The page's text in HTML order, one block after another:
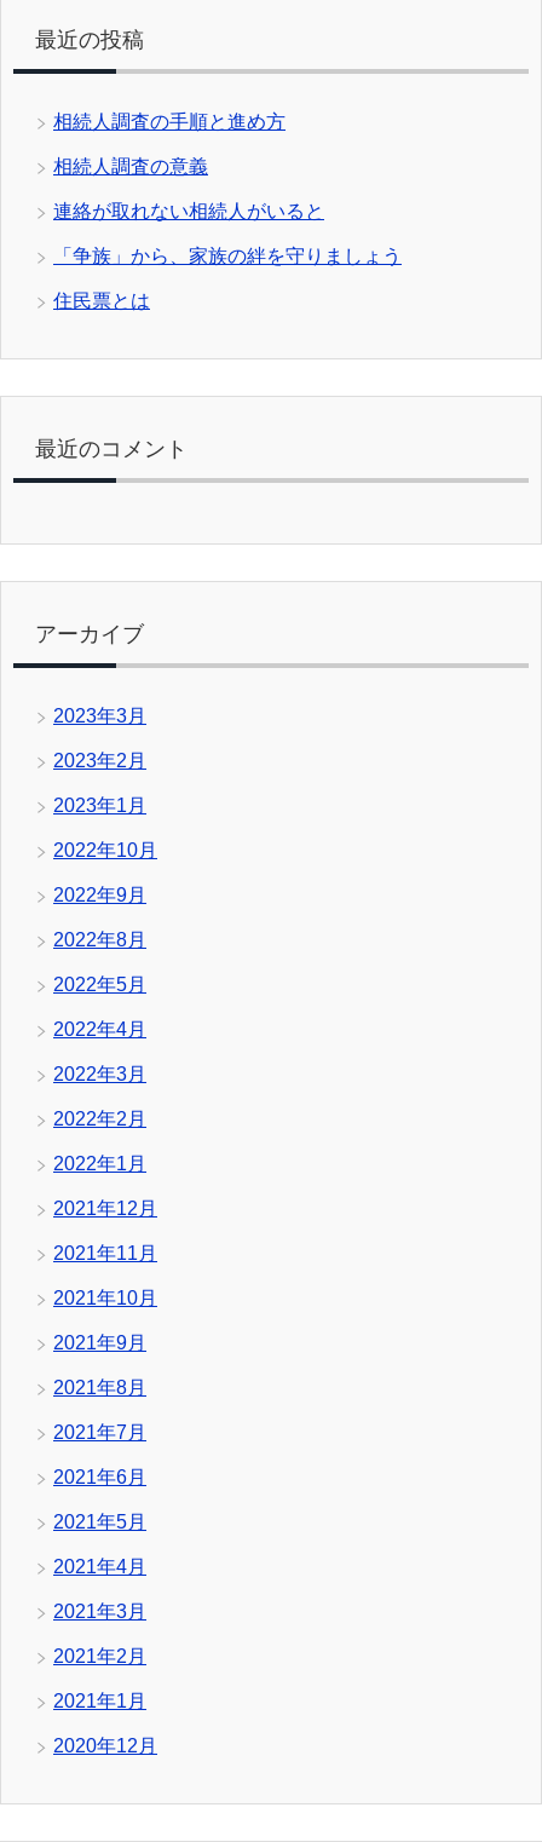
最近の投稿
相続人調査の手順と進め方
相続人調査の意義
連絡が取れない相続人がいると
「争族」から、家族の絆を守りましょう
住民票とは
最近のコメント
アーカイブ
2023年3月
2023年2月
2023年1月
2022年10月
2022年9月
2022年8月
2022年5月
2022年4月
2022年3月
2022年2月
2022年1月
2021年12月
2021年11月
2021年10月
2021年9月
2021年8月
2021年7月
2021年6月
2021年5月
2021年4月
2021年3月
2021年2月
2021年1月
2020年12月